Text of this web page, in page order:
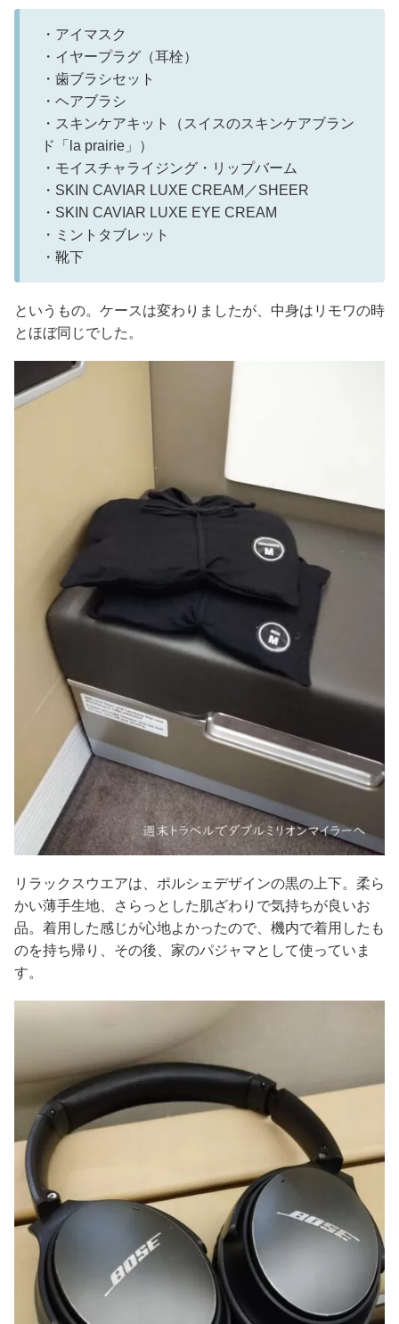
・アイマスク
・イヤープラグ（耳栓）
・歯ブラシセット
・ヘアブラシ
・スキンケアキット（スイスのスキンケアブラン
ド「la prairie」）
・モイスチャライジング・リップバーム
・SKIN CAVIAR LUXE CREAM／SHEER
・SKIN CAVIAR LUXE EYE CREAM
・ミントタブレット
・靴下
というもの。ケースは変わりましたが、中身はリモワの時
とほぼ同じでした。
リラックスウエアは、ポルシェデザインの黒の上下。柔ら
かい薄手生地、さらっとした肌ざわりで気持ちが良いお
品。着用した感じが心地よかったので、機内で着用したも
のを持ち帰り、その後、家のパジャマとして使っていま
す。